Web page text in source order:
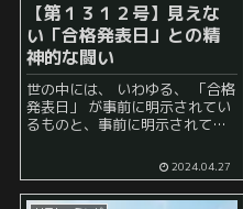
【第１３１２号】見えな
い「合格発表日」との精
神的な闘い
世の中には、 いわゆる、 「合格
発表日」 が事前に明示されてい
るものと、事前に明示されてい
えられるでしょう。 例えば、受
験などは、いつが受験日なのか
もわかりますし、いつが合格発
2024.04.27